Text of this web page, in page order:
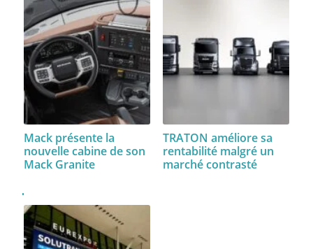
Mack présente la
nouvelle cabine de son
Mack Granite
TRATON améliore sa
rentabilité malgré un
marché contrasté